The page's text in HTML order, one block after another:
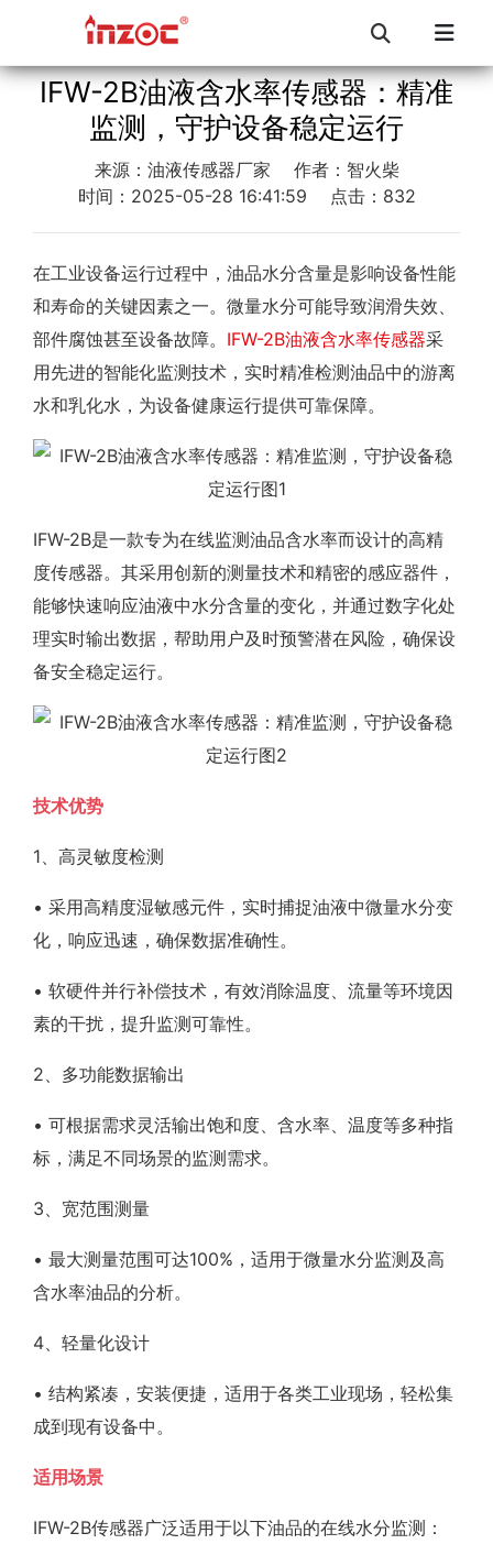
IFW-2B油液含水率传感器：精准
监测，守护设备稳定运行
来源：油液传感器厂家
作者：智火柴
时间：2025-05-28 16:41:59
点击：832
在工业设备运行过程中，油品水分含量是影响设备性能
和寿命的关键因素之一。微量水分可能导致润滑失效、
部件腐蚀甚至设备故障。 IFW-2B油液含水率传感器采
用先进的智能化监测技术，实时精准检测油品中的游离
水和乳化水，为设备健康运行提供可靠保障。
IFW-2B是一款专为在线监测油品含水率而设计的高精
度传感器。其采用创新的测量技术和精密的感应器件，
能够快速响应油液中水分含量的变化，并通过数字化处
理实时输出数据，帮助用户及时预警潜在风险，确保设
备安全稳定运行。
技术优势
1、高灵敏度检测
• 采用高精度湿敏感元件，实时捕捉油液中微量水分变
化，响应迅速，确保数据准确性。
• 软硬件并行补偿技术，有效消除温度、流量等环境因
素的干扰，提升监测可靠性。
2、多功能数据输出
• 可根据需求灵活输出饱和度、含水率、温度等多种指
标，满足不同场景的监测需求。
3、宽范围测量
• 最大测量范围可达100%，适用于微量水分监测及高
含水率油品的分析。
4、轻量化设计
• 结构紧凑，安装便捷，适用于各类工业现场，轻松集
成到现有设备中。
适用场景
IFW-2B传感器广泛适用于以下油品的在线水分监测：